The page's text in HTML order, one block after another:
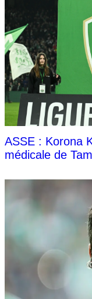
ASSE : Korona
médicale de